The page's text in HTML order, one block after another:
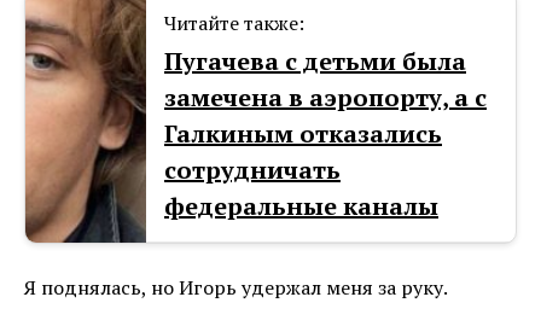
Читайте также:
Пугачева с детьми была
замечена в аэропорту, а с
Галкиным отказались
сотрудничать
федеральные каналы
Я поднялась, но Игорь удержал меня за руку.